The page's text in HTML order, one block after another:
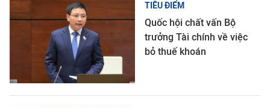
TIÊU ĐIỂM
Quốc hội chất vấn Bộ
trưởng Tài chính về việc
bỏ thuế khoán